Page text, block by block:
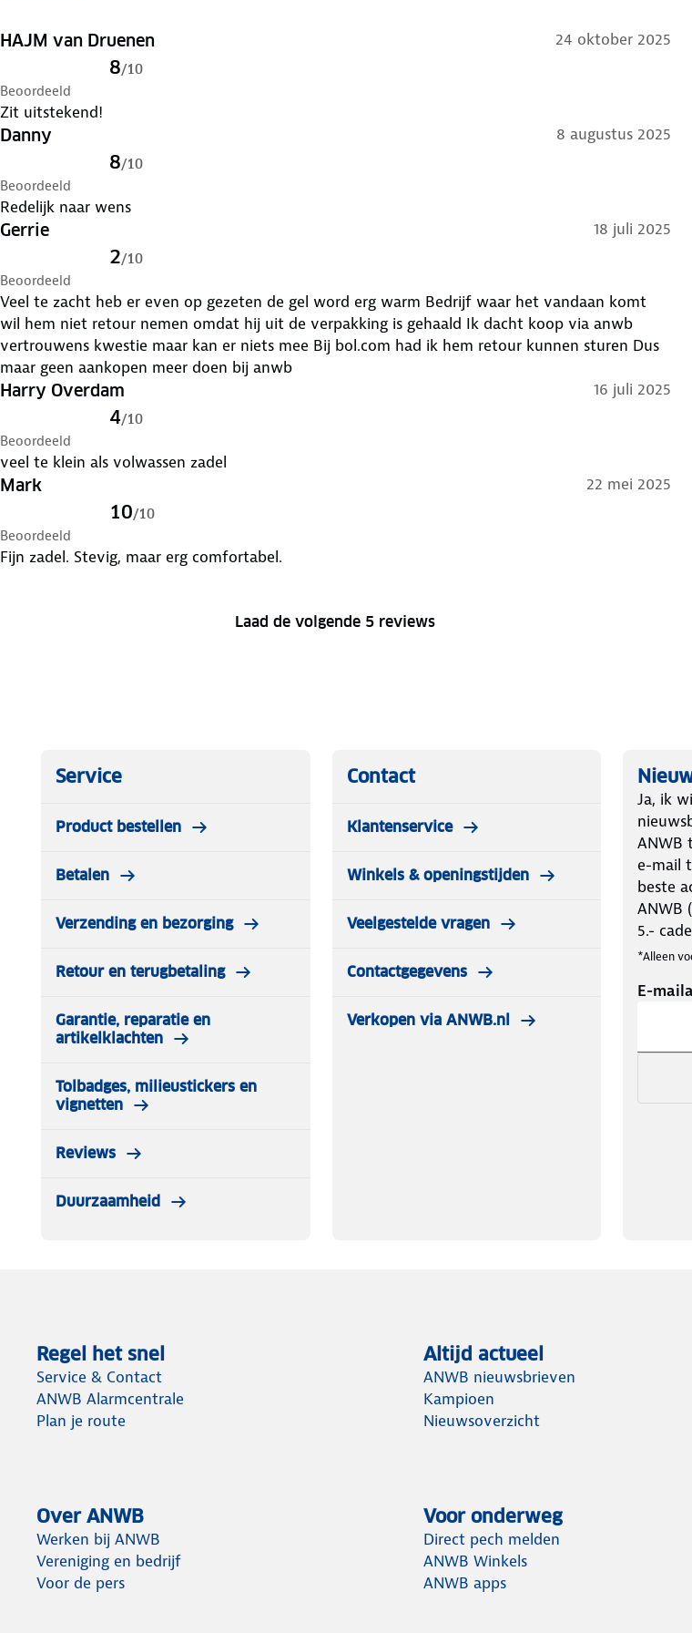
Materiaal rails: staal
Lengte: 260 mm
Breedte: 210 mm
Dikte: 60 mm
Gewicht: 465 gram
HAJM van Druenen 24 oktober 2025
8/10
Beoordeeld
Zit uitstekend!
Danny 8 augustus 2025
8/10
Beoordeeld
Redelijk naar wens
Gerrie 18 juli 2025
2/10
Beoordeeld
Veel te zacht heb er even op gezeten de gel word erg warm Bedrijf waar het vandaan komt
wil hem niet retour nemen omdat hij uit de verpakking is gehaald Ik dacht koop via anwb
vertrouwens kwestie maar kan er niets mee Bij bol.com had ik hem retour kunnen sturen Dus
maar geen aankopen meer doen bij anwb
Harry Overdam 16 juli 2025
4/10
Beoordeeld
veel te klein als volwassen zadel
Mark 22 mei 2025
10/10
Beoordeeld
Fijn zadel. Stevig, maar erg comfortabel.
Laad de volgende 5 reviews
Service
Product bestellen
Betalen
Verzending en bezorging
Retour en terugbetaling
Garantie, reparatie en
artikelklachten
Tolbadges, milieustickers en
vignetten
Reviews
Duurzaamheid
Contact
Klantenservice
Winkels & openingstijden
Veelgestelde vragen
Contactgegevens
Verkopen via ANWB.nl
Ja, ik
ANWB
e-mail
beste
ANWB
5.-
*Alleen
E-
Regel het snel
Service & Contact
ANWB Alarmcentrale
Plan je route
Altijd actueel
ANWB nieuwsbrieven
Kampioen
Nieuwsoverzicht
Over ANWB
Werken bij ANWB
Vereniging en bedrijf
Voor de pers
Voor onderweg
Direct pech melden
ANWB Winkels
ANWB apps